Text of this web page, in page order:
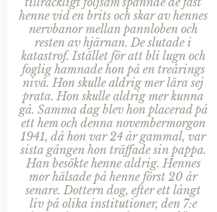
henne vid en brits och skar av hennes
nervbanor mellan pannloben och
resten av hjärnan. De slutade i
katastrof. Istället för att bli lugn och
foglig hamnade hon på en treårings
nivå. Hon skulle aldrig mer lära sej
prata. Hon skulle aldrig mer kunna
gå. Samma dag blev hon placerad på
ett hem och denna novembermorgon
1941, då hon var 24 år gammal, var
sista gången hon träffade sin pappa.
Han besökte henne aldrig. Hennes
mor hälsade på henne först 20 år
senare. Dottern dog, efter ett långt
liv på olika institutioner, den 7:e